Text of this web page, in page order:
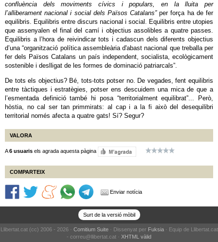
confluència dels moviments cívics i populars, en la lluita per
l’alliberament nacional i social dels Països Catalans”per força ha de fer
equilibris. Equilibris entre discurs nacional i social. Equilibris entre utopies
que assenyalen el final del camí i objectius assolibles a quatre passes.
Equilibris a l’hora de reivindicar tots i cadascun dels diferents objectius
d’una “organització política assembleària d'abast nacional que treballa per
fer dels Països Catalans un país independent, socialista, ecològicament
sostenible i deslligat de les formes de dominació patriarcals”.
De tots els objectius? Bé, tots-tots potser no. De vegades, fent equilibris
entre tàctiques i estratègies, potser ens descuidem una mica de que a
l’esmentada definició també hi posa “territorialment equilibrat”... Però,
hòstia, no cal ser tan primmirats: al cap i a la fi això del desequilibri
territorial només afecta a quatre gats! Sí? Segur?
VALORA
A6 usuaris els agrada aquesta pàgina
COMPARTEIX
Enviar notícia
Surt de la versió mòbil
Llibertat.cat (cc) 2006 - 2026 · Comitium Suite· Dissenyat per Fuksia· Equip de Llibertat.cat
- correu@llibertat.cat · XHTML vàlid